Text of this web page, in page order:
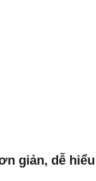
giản, dễ hiểu